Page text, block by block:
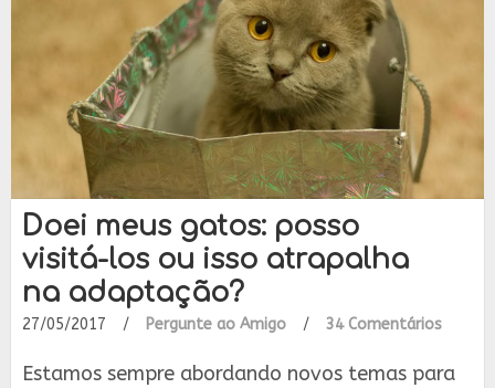
Doei meus gatos: posso
visitá-los ou isso atrapalha
na adaptação?
27/05/2017 / Pergunte ao Amigo / 34 Comentários
Estamos sempre abordando novos temas para